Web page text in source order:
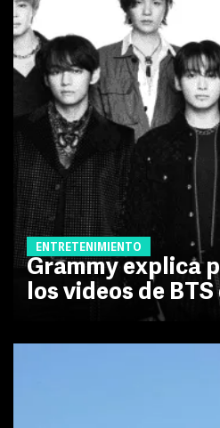
ENTRETENIMIENTO
Grammy explica
los videos de